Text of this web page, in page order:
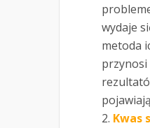
wydaje
metoda
przynosi
Kwas